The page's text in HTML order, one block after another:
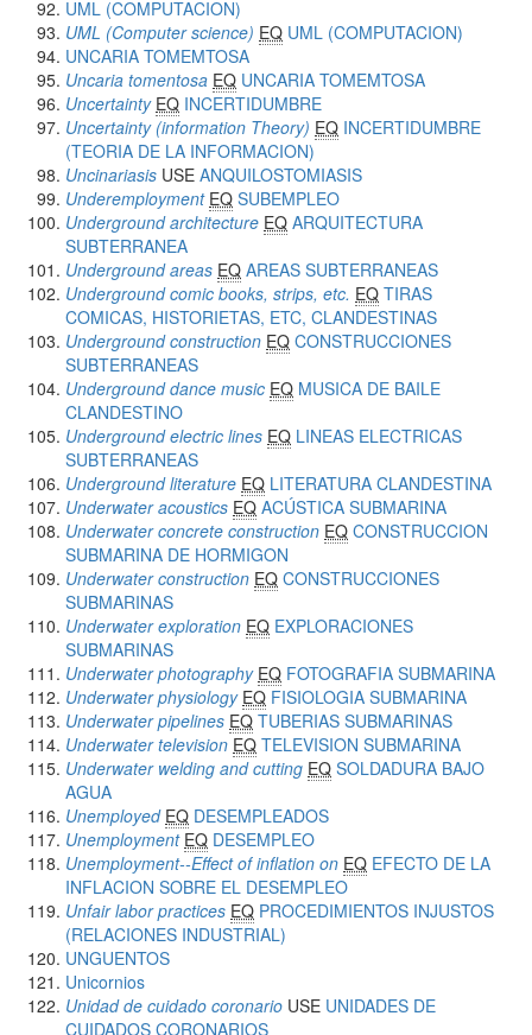
UML (COMPUTACION)
UML (Computer science) EQ UML (COMPUTACION)
UNCARIA TOMEMTOSA
Uncaria tomentosa EQ UNCARIA TOMEMTOSA
Uncertainty EQ INCERTIDUMBRE
Uncertainty (information Theory) EQ INCERTIDUMBRE
(TEORIA DE LA INFORMACION)
Uncinariasis USE ANQUILOSTOMIASIS
Underemployment EQ SUBEMPLEO
Underground architecture EQ ARQUITECTURA
SUBTERRANEA
Underground areas EQ AREAS SUBTERRANEAS
Underground comic books, strips, etc. EQ TIRAS
COMICAS, HISTORIETAS, ETC, CLANDESTINAS
Underground construction EQ CONSTRUCCIONES
SUBTERRANEAS
Underground dance music EQ MUSICA DE BAILE
CLANDESTINO
Underground electric lines EQ LINEAS ELECTRICAS
SUBTERRANEAS
Underground literature EQ LITERATURA CLANDESTINA
Underwater acoustics EQ ACÚSTICA SUBMARINA
Underwater concrete construction EQ CONSTRUCCION
SUBMARINA DE HORMIGON
Underwater construction EQ CONSTRUCCIONES
SUBMARINAS
Underwater exploration EQ EXPLORACIONES
SUBMARINAS
Underwater photography EQ FOTOGRAFIA SUBMARINA
Underwater physiology EQ FISIOLOGIA SUBMARINA
Underwater pipelines EQ TUBERIAS SUBMARINAS
Underwater television EQ TELEVISION SUBMARINA
Underwater welding and cutting EQ SOLDADURA BAJO
AGUA
Unemployed EQ DESEMPLEADOS
Unemployment EQ DESEMPLEO
Unemployment--Effect of inflation on EQ EFECTO DE LA
INFLACION SOBRE EL DESEMPLEO
Unfair labor practices EQ PROCEDIMIENTOS INJUSTOS
(RELACIONES INDUSTRIAL)
UNGUENTOS
Unicornios
Unidad de cuidado coronario USE UNIDADES DE
CUIDADOS CORONARIOS